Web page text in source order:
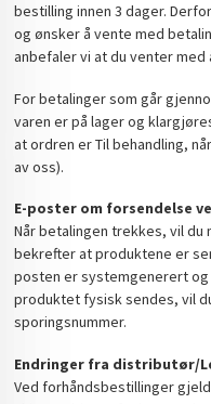
bestilling innen 3 dager.
og ønsker å vente med
anbefaler vi at du venter med
For betalinger som går
varen er på lager og
at ordren er Til behandling,
av oss).
E-poster om forsendelse
Når betalingen trekkes, vil
bekrefter at produktene er
posten er systemgenerert
produktet fysisk sendes, vil
sporingsnummer.
Endringer fra distributør/
Ved forhåndsbestillinger